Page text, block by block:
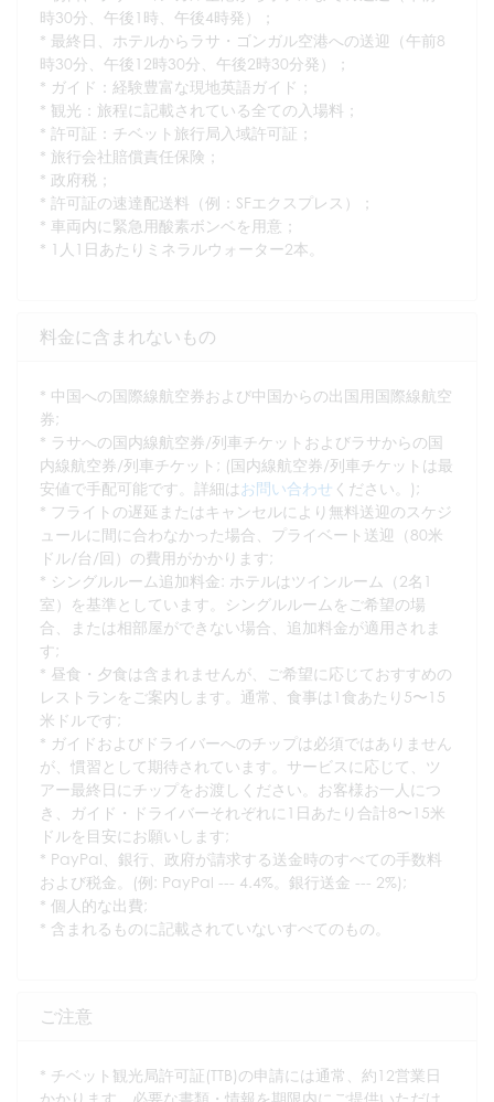
時30分、午後1時、午後4時発）；
* 最終日、ホテルからラサ・ゴンガル空港への送迎（午前8
時30分、午後12時30分、午後2時30分発）；
* ガイド：経験豊富な現地英語ガイド；
* 観光：旅程に記載されている全ての入場料；
* 許可証：チベット旅行局入域許可証；
* 旅行会社賠償責任保険；
* 政府税；
* 許可証の速達配送料（例：SFエクスプレス）；
* 車両内に緊急用酸素ボンベを用意；
* 1人1日あたりミネラルウォーター2本。
料金に含まれないもの
* 中国への国際線航空券および中国からの出国用国際線航空
券;
* ラサへの国内線航空券/列車チケットおよびラサからの国
内線航空券/列車チケット; (国内線航空券/列車チケットは最
安値で手配可能です。詳細は お問い合わせ ください。);
* フライトの遅延またはキャンセルにより無料送迎のスケジ
ュールに間に合わなかった場合、プライベート送迎（80米
ドル/台/回）の費用がかかります;
* シングルルーム追加料金: ホテルはツインルーム（2名1
室）を基準としています。シングルルームをご希望の場
合、または相部屋ができない場合、追加料金が適用されま
す;
* 昼食・夕食は含まれませんが、ご希望に応じておすすめの
レストランをご案内します。通常、食事は1食あたり5〜15
米ドルです;
* ガイドおよびドライバーへのチップは必須ではありません
が、慣習として期待されています。サービスに応じて、ツ
アー最終日にチップをお渡しください。お客様お一人につ
き、ガイド・ドライバーそれぞれに1日あたり合計8〜15米
ドルを目安にお願いします;
* PayPal、銀行、政府が請求する送金時のすべての手数料
および税金。(例: PayPal --- 4.4%。銀行送金 --- 2%);
* 個人的な出費;
* 含まれるものに記載されていないすべてのもの。
ご注意
* チベット観光局許可証(TTB)の申請には通常、約12営業日
かかります。必要な書類・情報を期限内にご提供いただけ